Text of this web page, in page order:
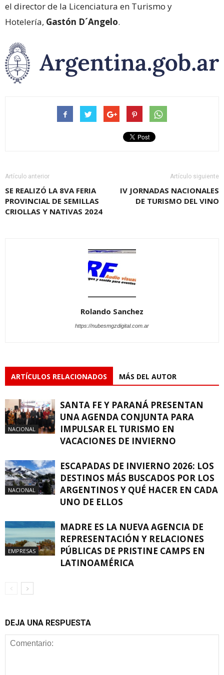
el director de la Licenciatura en Turismo y
Hotelería, Gastón D´Angelo.
Artículo anterior
SE REALIZÓ LA 8VA FERIA
PROVINCIAL DE SEMILLAS
CRIOLLAS Y NATIVAS 2024
Artículo siguiente
IV JORNADAS NACIONALES
DE TURISMO DEL VINO
Rolando Sanchez
https://nubesmgzdigital.com.ar
ARTÍCULOS RELACIONADOS MÁS DEL AUTOR
NACIONAL
SANTA FE Y PARANÁ PRESENTAN
UNA AGENDA CONJUNTA PARA
IMPULSAR EL TURISMO EN
VACACIONES DE INVIERNO
NACIONAL
ESCAPADAS DE INVIERNO 2026: LOS
DESTINOS MÁS BUSCADOS POR LOS
ARGENTINOS Y QUÉ HACER EN CADA
UNO DE ELLOS
EMPRESAS
MADRE ES LA NUEVA AGENCIA DE
REPRESENTACIÓN Y RELACIONES
PÚBLICAS DE PRISTINE CAMPS EN
LATINOAMÉRICA
DEJA UNA RESPUESTA